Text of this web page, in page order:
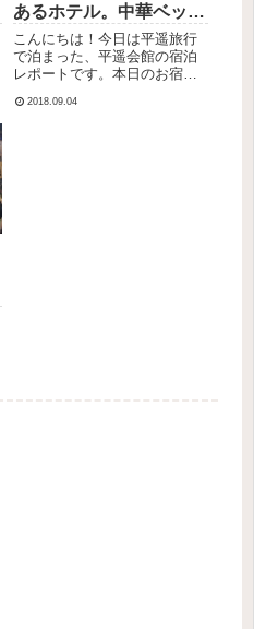
あるホテル。中華ベッド
でタイムトリップ！
こんにちは！今日は平遥旅行
で泊まった、平遥会館の宿泊
レポートです。本日のお宿。
めっちゃ高まる。 (@ 平遥会
2018.09.04